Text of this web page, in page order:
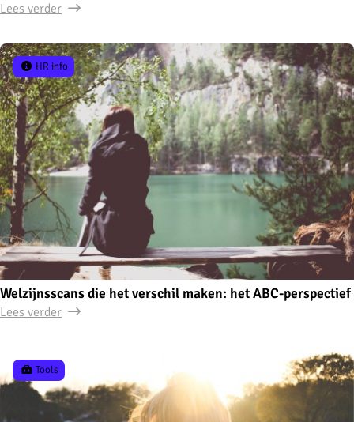
Lees verder
Welzijnsscans die het verschil maken: het ABC-perspectief
HR info
Lees verder
Tools